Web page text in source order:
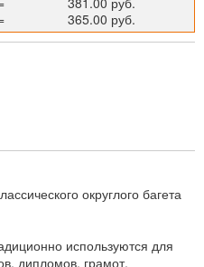
365.00 руб.
округлого багета
используются для
дипломов, грамот,